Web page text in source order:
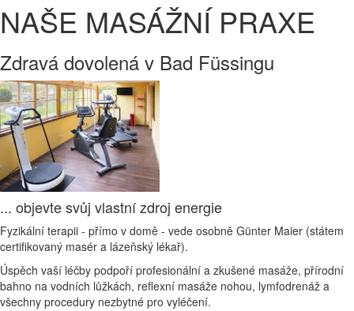
NAŠE MASÁŽNÍ PRAXE
Zdravá dovolená v Bad Füssingu
... objevte svůj vlastní zdroj energie
Fyzikální terapii - přímo v domě - vede osobně Günter Maier (státem
certifikovaný masér a lázeňský lékař).
Úspěch vaší léčby podpoří profesionální a zkušené masáže, přírodní
bahno na vodních lůžkách, reflexní masáže nohou, lymfodrenáž a
všechny procedury nezbytné pro vyléčení.